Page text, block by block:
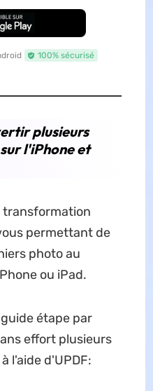
100% sécurisé
plusieurs
l'iPhone et
transformation
permettant de
photo au
ou iPad.
étape par
effort plusieurs
l'aide d'UPDF: